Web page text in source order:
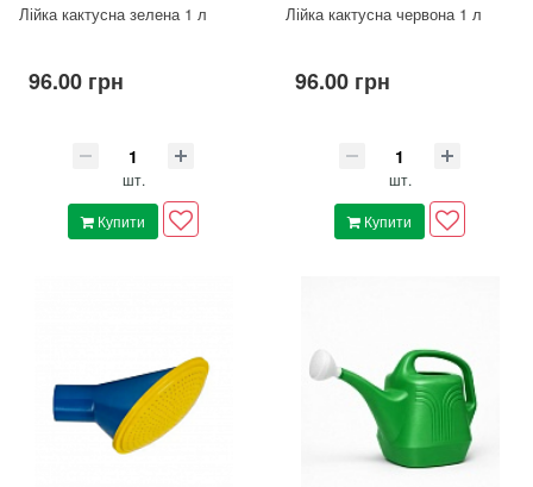
Лійка кактусна зелена 1 л
96.00 грн
шт.
Купити
Лійка кактусна червона 1 л
96.00 грн
шт.
Купити